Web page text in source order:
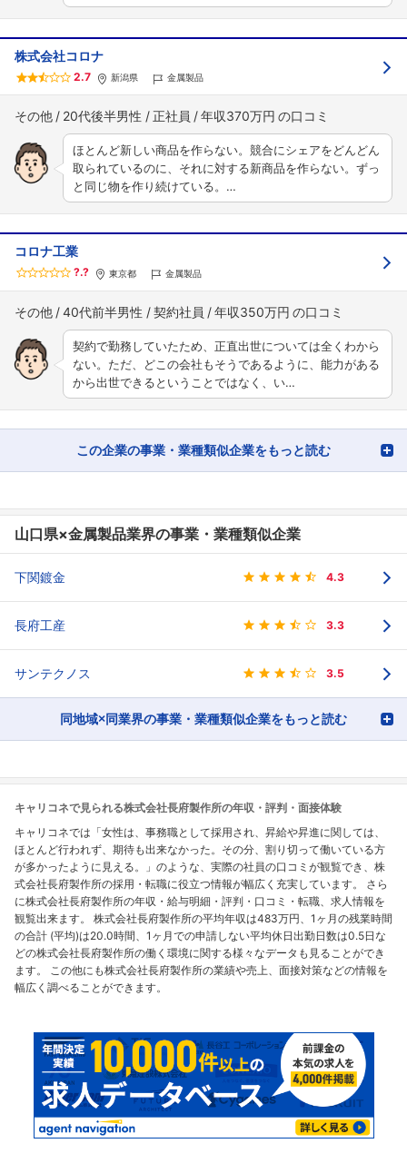
株式会社コロナ
2.7 新潟県 金属製品
その他 20代後半男性 正社員 年収370万円
ほとんど新しい商品を作らない。競合にシェアをどんどん
取られているのに、それに対する新商品を作らない。ずっ
と同じ物を作り続けている。…
コロナ工業
?.? 東京都 金属製品
その他 40代前半男性 契約社員 年収350万円
契約で勤務していたため、正直出世については全くわから
ない。ただ、どこの会社もそうであるように、能力がある
から出世できるということではなく、い…
この企業の事業・業種類似企業をもっと読む
山口県×金属製品業界の事業・業種類似企業
下関鍍金 4.3
長府工産 3.3
サンテクノス 3.5
同地域×同業界の事業・業種類似企業をもっと読む
キャリコネで見られる株式会社長府製作所の年収・評判・面接体験
キャリコネでは「女性は、事務職として採用され、昇給や昇進に関しては、
ほとんど行われず、期待も出来なかった。その分、割り切って働いている方
が多かったように見える。」のような、実際の社員の口コミが観覧でき、株
式会社長府製作所の採用・転職に役立つ情報が幅広く充実しています。 さら
に株式会社長府製作所の年収・給与明細・評判・口コミ・転職、求人情報を
観覧出来ます。 株式会社長府製作所の平均年収は483万円、1ヶ月の残業時間
の合計 (平均)は20.0時間、1ヶ月での申請しない平均休日出勤日数は0.5日な
どの株式会社長府製作所の働く環境に関する様々なデータも見ることができ
ます。 この他にも株式会社長府製作所の業績や売上、面接対策などの情報を
幅広く調べることができます。